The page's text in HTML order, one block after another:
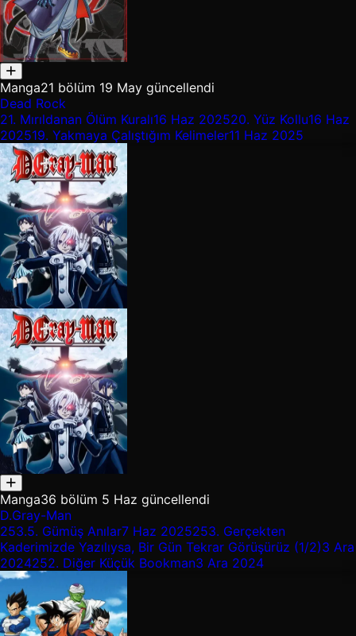
Manga21 bölüm 19 May güncellendi
Dead Rock
21. Mırıldanan Ölüm Kuralı16 Haz 202520. Yüz Kollu16 Haz
202519. Yakmaya Çalıştığım Kelimeler11 Haz 2025
Manga36 bölüm 5 Haz güncellendi
D.Gray-Man
253.5. Gümüş Anılar7 Haz 2025253. Gerçekten
Kaderimizde Yazılıysa, Bir Gün Tekrar Görüşürüz (1/2)3 Ara
2024252. Diğer Küçük Bookman3 Ara 2024